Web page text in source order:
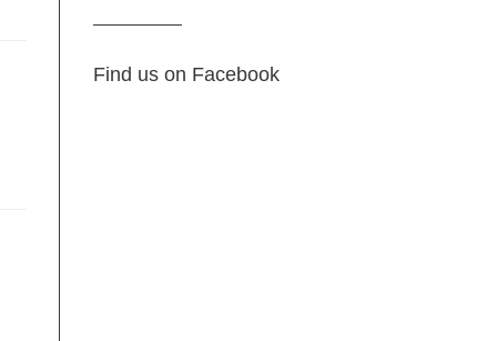
Find us on Facebook